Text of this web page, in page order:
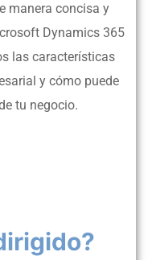
manera concisa y
Dynamics 365
las características
y cómo puede
tu negocio.